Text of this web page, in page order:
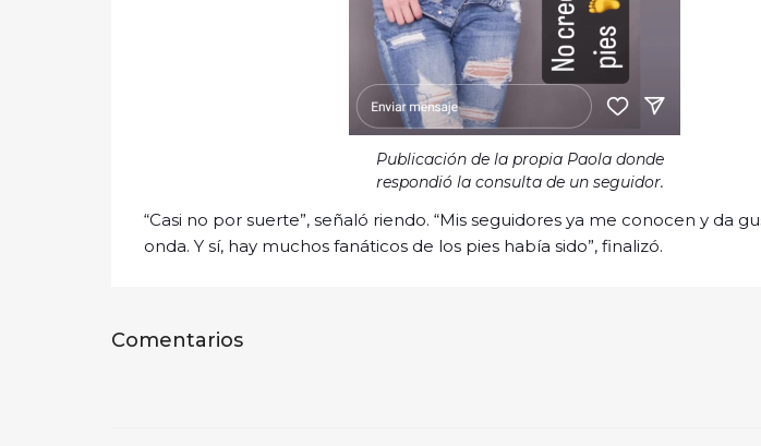
Publicación de la propia Paola donde
respondió la consulta de un seguidor.
“Casi no por suerte”, señaló riendo. “Mis seguidores ya me conocen y da
onda. Y sí, hay muchos fanáticos de los pies había sido”, finalizó.
Comentarios